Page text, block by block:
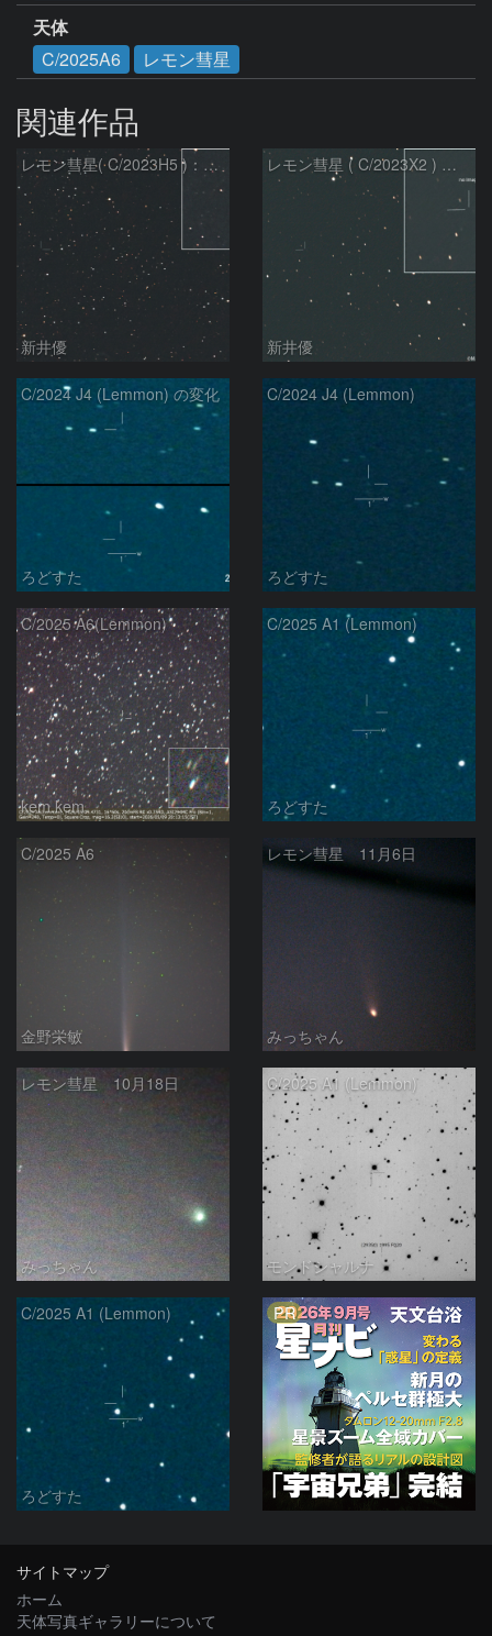
天体
C/2025A6
レモン彗星
関連作品
レモン彗星( C/2023H5 )：2026/05/20
新井優
レモン彗星 ( C/2023X2 ) の予報位置：2026/05/29
新井優
C/2024 J4 (Lemmon) の変化
ろどすた
C/2024 J4 (Lemmon)
ろどすた
C/2025 A6(Lemmon)
kem.kem
C/2025 A1 (Lemmon)
ろどすた
C/2025 A6
金野栄敏
レモン彗星 11月6日
みっちゃん
レモン彗星 10月18日
みっちゃん
C/2025 A1 (Lemmon)
モンドシャルナ
C/2025 A1 (Lemmon)
ろどすた
PR
サイトマップ
ホーム
天体写真ギャラリーについて